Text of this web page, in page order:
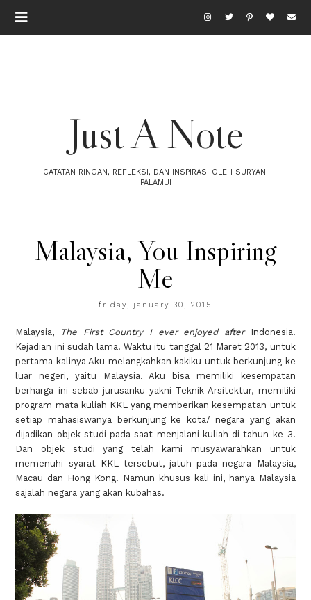
Just A Note
CATATAN RINGAN, REFLEKSI, DAN INSPIRASI OLEH SURYANI
PALAMUI
Malaysia, You Inspiring
Me
friday, january 30, 2015
Malaysia, The First Country I ever enjoyed afterIndonesia.
Kejadian ini sudah lama. Waktu itu tanggal 21 Maret 2013, untuk
pertama kalinya Aku melangkahkan kakiku untuk berkunjung ke
luar negeri, yaitu Malaysia. Aku bisa memiliki kesempatan
berharga ini sebab jurusanku yakni Teknik Arsitektur, memiliki
program mata kuliah KKL yang memberikan kesempatan untuk
setiap mahasiswanya berkunjung ke kota/ negara yang akan
dijadikan objek studi pada saat menjalani kuliah di tahun ke-3.
Dan objek studi yang telah kami musyawarahkan untuk
memenuhi syarat KKL tersebut, jatuh pada negara Malaysia,
Macau dan Hong Kong. Namun khusus kali ini, hanya Malaysia
sajalah negara yang akan kubahas.